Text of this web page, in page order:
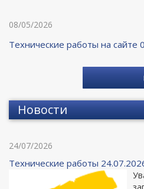
08/05/2026
Технические работы на сайте
Новости
24/07/2026
Технические работы